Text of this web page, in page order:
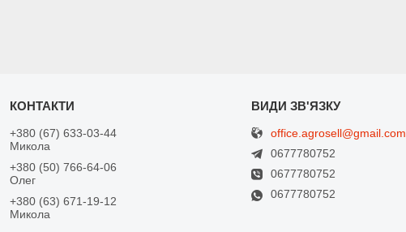
+380 (67) 633-03-44
Микола
+380 (50) 766-64-06
Олег
+380 (63) 671-19-12
Микола
office.agrosell@gmail.com
0677780752
0677780752
0677780752